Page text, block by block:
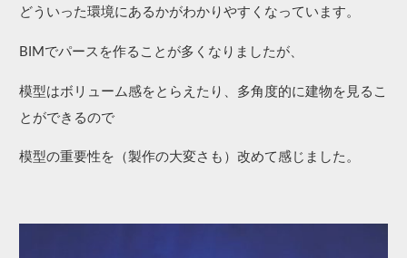
どういった環境にあるかがわかりやすくなっています。
BIMでパースを作ることが多くなりましたが、
模型はボリューム感をとらえたり、多角度的に建物を見るこ
とができるので
模型の重要性を（製作の大変さも）改めて感じました。